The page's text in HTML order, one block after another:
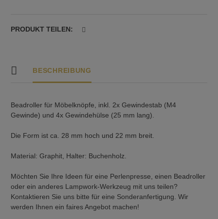
PRODUKT TEILEN:
BESCHREIBUNG
Beadroller für Möbelknöpfe, inkl. 2x Gewindestab (M4
Gewinde) und 4x Gewindehülse (25 mm lang).
Die Form ist ca. 28 mm hoch und 22 mm breit.
Material: Graphit, Halter: Buchenholz.
Möchten Sie Ihre Ideen für eine Perlenpresse, einen Beadroller
oder ein anderes Lampwork-Werkzeug mit uns teilen?
Kontaktieren Sie uns bitte für eine Sonderanfertigung. Wir
werden Ihnen ein faires Angebot machen!